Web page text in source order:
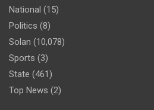
National (15)
Politics (8)
Solan (10,078)
Sports (3)
State (461)
Top News (2)